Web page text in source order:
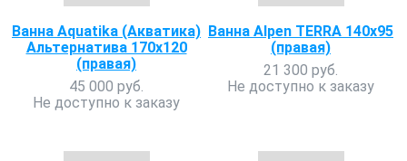
Ванна Aquatika (Акватика)
Альтернатива 170х120
(правая)
45 000 руб.
Не доступно к заказу
Ванна Alpen TERRA 140x95
(правая)
21 300 руб.
Не доступно к заказу